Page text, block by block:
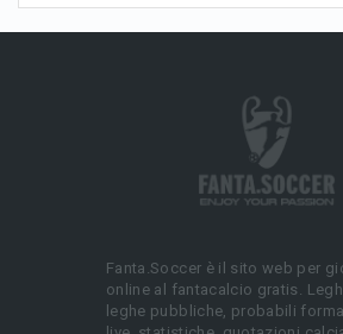
Fanta.Soccer è il sito web per
online al fantacalcio gratis.
leghe pubbliche, probabili